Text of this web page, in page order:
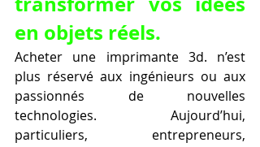
en objets réels.
Acheter une imprimante 3d. n’est
plus réservé aux ingénieurs ou aux
passionnés de nouvelles
technologies. Aujourd’hui,
particuliers, entrepreneurs,